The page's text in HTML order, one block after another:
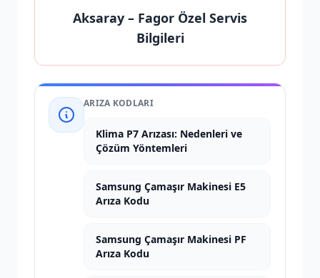
Aksaray – Fagor Özel Servis
Bilgileri
ARIZA KODLARI
Klima P7 Arızası: Nedenleri ve
Çözüm Yöntemleri
Samsung Çamaşır Makinesi E5
Arıza Kodu
Samsung Çamaşır Makinesi PF
Arıza Kodu